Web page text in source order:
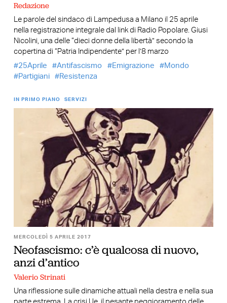
Redazione
Le parole del sindaco di Lampedusa a Milano il 25 aprile
nella registrazione integrale dal link di Radio Popolare. Giusi
Nicolini, una delle “dieci donne della libertà” secondo la
copertina di “Patria Indipendente” per l’8 marzo
25Aprile
Antifascismo Emigrazione
Mondo
Partigiani
Resistenza
IN PRIMO PIANO SERVIZI
MERCOLEDÌ 5 APRILE 2017
Neofascismo: c’è qualcosa di nuovo,
anzi d’antico
Valerio Strinati
Una riflessione sulle dinamiche attuali nella destra e nella sua